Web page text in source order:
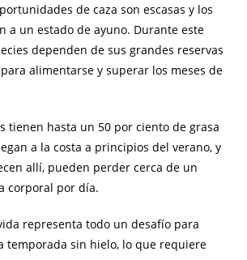
de caza son escasas y los
a un estado de ayuno. Durante este
dependen de sus grandes reservas
alimentarse y superar los meses de
tienen hasta un 50 por ciento de grasa
a la costa a principios del verano, y
allí, pueden perder cerca de un
corporal por día.
representa todo un desafío para
temporada sin hielo, lo que requiere